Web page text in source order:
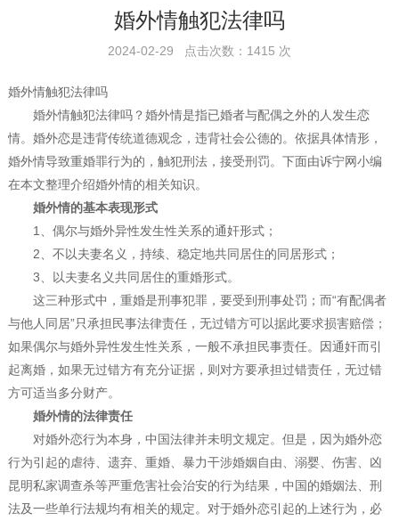
婚外情触犯法律吗
2024-02-29 点击次数：1415 次
婚外情触犯法律吗
婚外情触犯法律吗？婚外情是指已婚者与配偶之外的人发生恋
情。婚外恋是违背传统道德观念，违背社会公德的。依据具体情形，
婚外情导致重婚罪行为的，触犯刑法，接受刑罚。下面由诉宁网小编
在本文整理介绍婚外情的相关知识。
婚外情的基本表现形式
1、偶尔与婚外异性发生性关系的通奸形式；
2、不以夫妻名义，持续、稳定地共同居住的同居形式；
3、以夫妻名义共同居住的重婚形式。
这三种形式中，重婚是刑事犯罪，要受到刑事处罚；而“有配偶者
与他人同居”只承担民事法律责任，无过错方可以据此要求损害赔偿；
如果偶尔与婚外异性发生性关系，一般不承担民事责任。因通奸而引
起离婚，如果无过错方有充分证据，则对方要承担过错责任，无过错
方可适当多分财产。
婚外情的法律责任
对婚外恋行为本身，中国法律并未明文规定。但是，因为婚外恋
行为引起的虐待、遗弃、重婚、暴力干涉婚姻自由、溺婴、伤害、凶
昆明私家调查杀等严重危害社会治安的行为结果，中国的婚姻法、刑
法及一些单行法规均有相关的规定。对于婚外恋引起的上述行为，必